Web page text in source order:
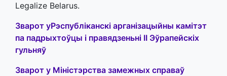
Legalize Belarus.
Зварот уРэспубліканскі арганізацыйны камітэт
па падрыхтоўцы і правядзеньні II Эўрапейскіх
гульняў
Зварот у Міністэрства замежных справаў